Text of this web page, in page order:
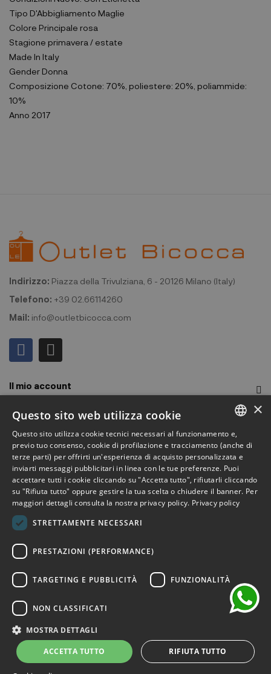
Tipo D'Abbigliamento Maglie
Colore Principale rosa
Stagione primavera / estate
Made In Italy
Gender Donna
Composizione Cotone: 70%, poliestere: 20%, poliammide:
10%
Anno 2017
Indirizzo: Piazza della Trivulziana, 6 - 20126 Milano (Italy)
Telefono: +39 02.66114260
Mail: info@outletbicocca.com
Il mio account
Outlet Bicocca
Iscriviti alla Newsletter
Iscriviti per ricevere accesso anticipato a saldi, ultimi arrivi,
promozioni e molto altro.
©2026 Outlet Bicocca - P.IVA 06736400968 - Piazza della
Trivulziana, 6 - 20126 Milano - Italia
Powered byKForge
ITALIAN
ENGLISH
FRENCH
GERMAN
×
Questo sito web utilizza cookie
Questo sito utilizza cookie tecnici necessari al funzionamento e,
previo tuo consenso, cookie di profilazione e tracciamento (anche di
terze parti) per offrirti un'esperienza di acquisto personalizzata e
inviarti messaggi pubblicitari in linea con le tue preferenze. Puoi
accettare tutti i cookie cliccando su "Accetta tutto", rifiutarli cliccando
su "Rifiuta tutto" oppure gestire la tua scelta o chiudere il banner. Per
maggiori dettagli consulta la nostra privacy policy. Privacy policy
STRETTAMENTE NECESSARI
PRESTAZIONI (PERFORMANCE)
TARGETING E PUBBLICITÀ FUNZIONALITÀ
NON CLASSIFICATI
MOSTRA DETTAGLI
ACCETTA TUTTO RIFIUTA TUTTO